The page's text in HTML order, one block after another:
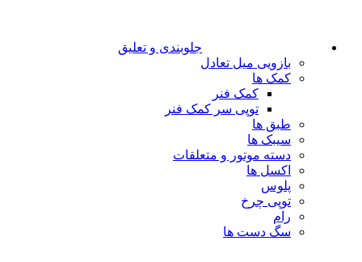
جلوبندی و تعلیق
بازویی میل تعادل
کمک ها
کمک فنر
توپی سر کمک فنر
طبق ها
سیبک ها
دسته موتور و متعلقات
اکسل ها
پلوس
توپی چرخ
رام
سگ دست ها